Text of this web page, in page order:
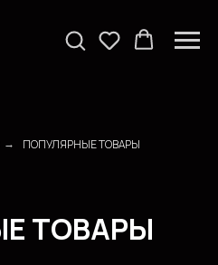
→ ПОПУЛЯРНЫЕ ТОВАРЫ